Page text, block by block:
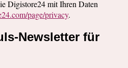
Digistore24 mit Ihren Daten
page/privacy.
Newsletter für